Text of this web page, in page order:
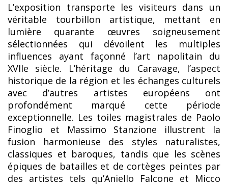
L’exposition transporte les visiteurs dans un
véritable tourbillon artistique, mettant en
lumière quarante œuvres soigneusement
sélectionnées qui dévoilent les multiples
influences ayant façonné l’art napolitain du
XVIIe siècle. L’héritage du Caravage, l’aspect
historique de la région et les échanges culturels
avec d’autres artistes européens ont
profondément marqué cette période
exceptionnelle. Les toiles magistrales de Paolo
Finoglio et Massimo Stanzione illustrent la
fusion harmonieuse des styles naturalistes,
classiques et baroques, tandis que les scènes
épiques de batailles et de cortèges peintes par
des artistes tels qu’Aniello Falcone et Micco